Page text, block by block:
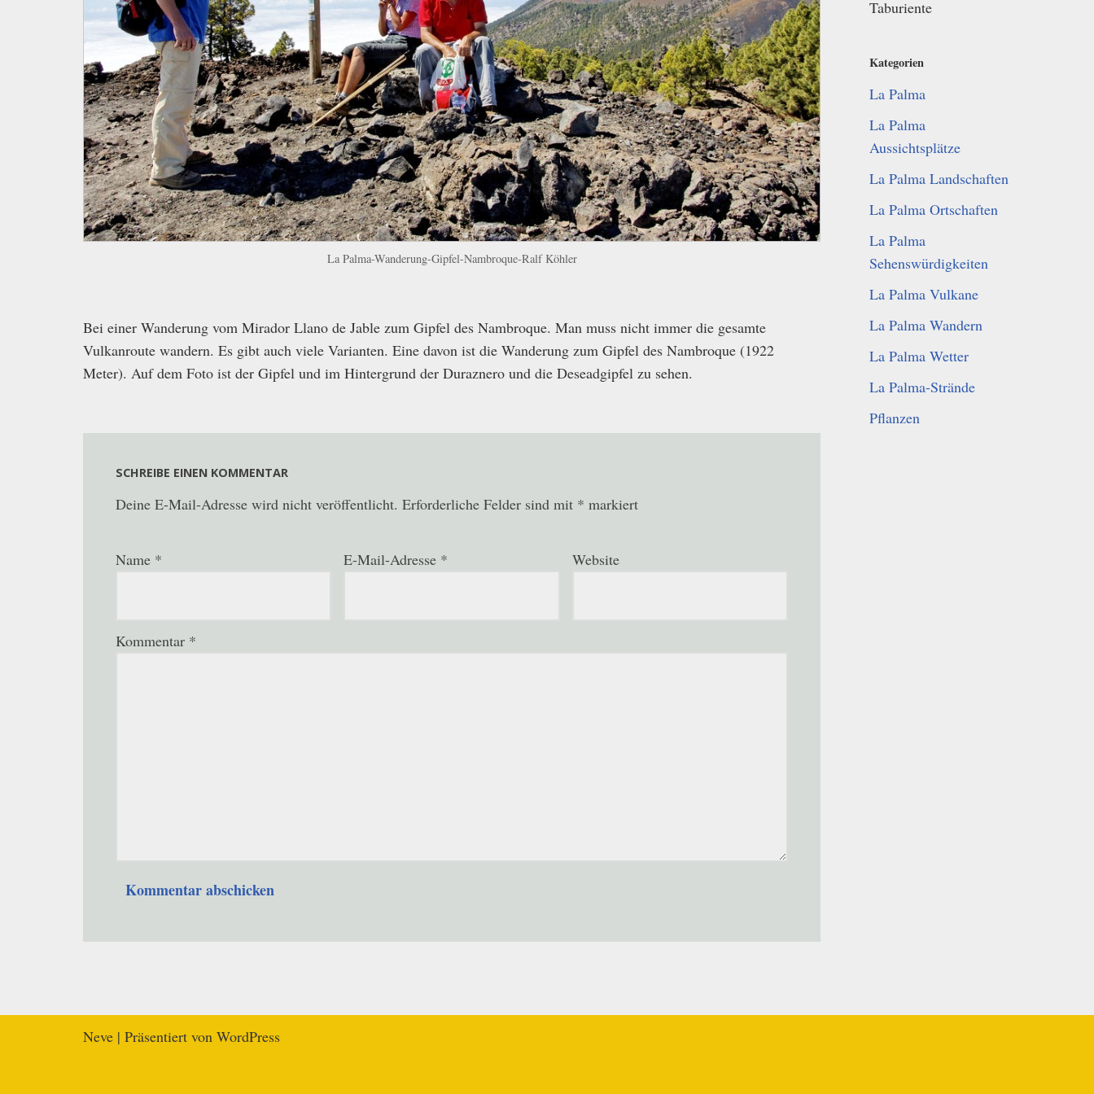
La Palma-Wanderung-Gipfel-Nambroque-Ralf Köhler
Bei einer Wanderung vom Mirador Llano de Jable zum Gipfel des Nambroque. Man muss nicht immer die gesamte
Vulkanroute wandern. Es gibt auch viele Varianten. Eine davon ist die Wanderung zum Gipfel des Nambroque (1922
Meter). Auf dem Foto ist der Gipfel und im Hintergrund der Duraznero und die Deseadgipfel zu sehen.
SCHREIBE EINEN KOMMENTAR
Deine E-Mail-Adresse wird nicht veröffentlicht. Erforderliche Felder sind mit * markiert
Name * E-Mail-Adresse * Website
Kommentar *
Taburiente
Kategorien
La Palma
La Palma
Aussichtsplätze
La Palma Landschaften
La Palma Ortschaften
La Palma
Sehenswürdigkeiten
La Palma Vulkane
La Palma Wandern
La Palma Wetter
La Palma-Strände
Pflanzen
Neve | Präsentiert von WordPress